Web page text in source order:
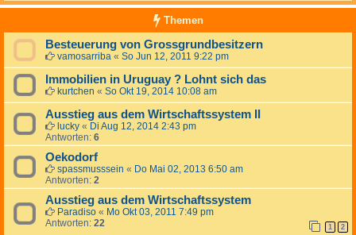
Themen
Besteuerung von Grossgrundbesitzern
vamosarriba « So Jun 12, 2011 9:22 pm
Immobilien in Uruguay ? Lohnt sich das
kurtchen « So Okt 19, 2014 10:08 am
Ausstieg aus dem Wirtschaftssystem II
lucky « Di Aug 12, 2014 2:43 pm
Antworten: 6
Oekodorf
spassmusssein « Do Mai 02, 2013 6:50 am
Antworten: 2
Ausstieg aus dem Wirtschaftssystem
Paradiso « Mo Okt 03, 2011 7:49 pm
Antworten: 22 1 2